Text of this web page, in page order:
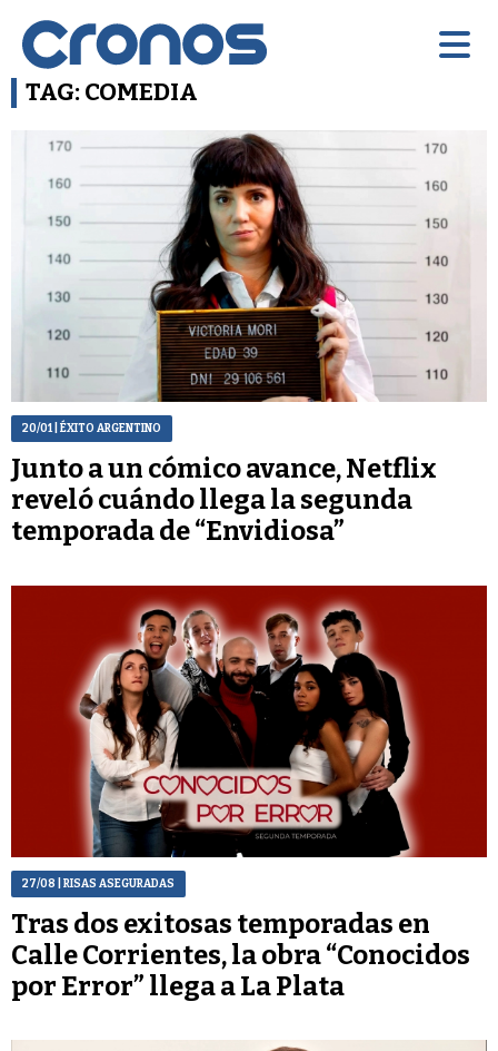
TAG: COMEDIA
20/01| ÉXITO ARGENTINO
Junto a un cómico avance, Netflix
reveló cuándo llega la segunda
temporada de “Envidiosa”
27/08 | RISAS ASEGURADAS
Tras dos exitosas temporadas en
Calle Corrientes, la obra “Conocidos
por Error” llega a La Plata